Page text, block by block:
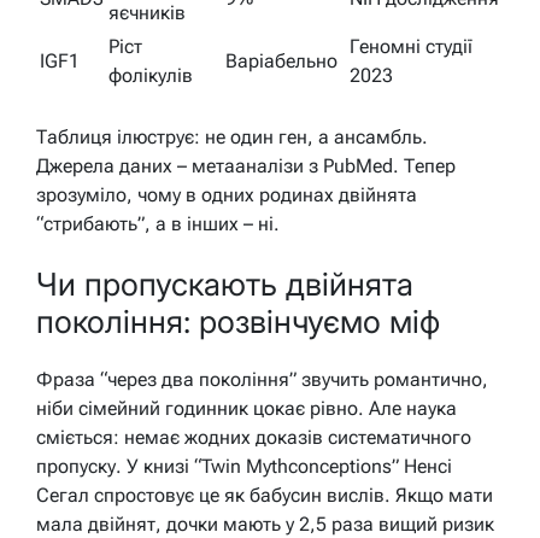
яєчників
IGF1
Ріст
фолікулів
Варіабельно
Геномні студії
2023
Таблиця ілюструє: не один ген, а ансамбль.
Джерела даних – метааналізи з PubMed. Тепер
зрозуміло, чому в одних родинах двійнята
“стрибають”, а в інших – ні.
Чи пропускають двійнята
покоління: розвінчуємо міф
Фраза “через два покоління” звучить романтично,
ніби сімейний годинник цокає рівно. Але наука
сміється: немає жодних доказів систематичного
пропуску. У книзі “Twin Mythconceptions” Ненсі
Сегал спростовує це як бабусин вислів. Якщо мати
мала двійнят, дочки мають у 2,5 раза вищий ризик